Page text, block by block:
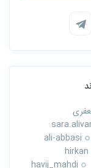
ali-abbasi
hirkan
havij_mahdi